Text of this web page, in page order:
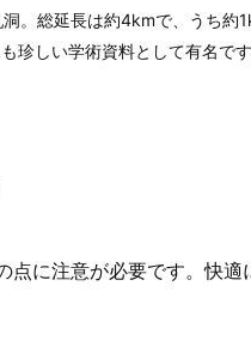
。総延長は約4kmで、うち約
珍しい学術資料として有名で
に注意が必要です。快